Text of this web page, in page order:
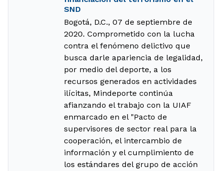
SND
Bogotá, D.C., 07 de septiembre de
2020. Comprometido con la lucha
contra el fenómeno delictivo que
busca darle apariencia de legalidad,
por medio del deporte, a los
recursos generados en actividades
ilícitas, Mindeporte continúa
afianzando el trabajo con la UIAF
enmarcado en el "Pacto de
supervisores de sector real para la
cooperación, el intercambio de
información y el cumplimiento de
los estándares del grupo de acción